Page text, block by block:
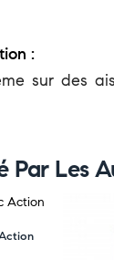
:
sur des
Par Les